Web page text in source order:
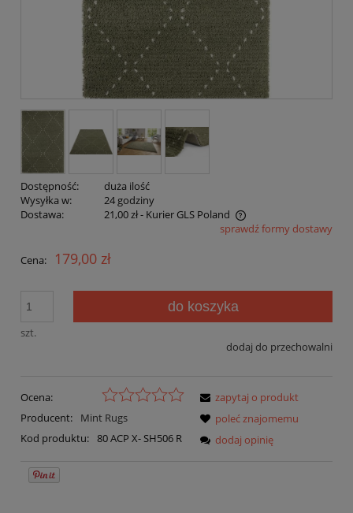
Dostępność:
duża ilość
Wysyłka w:
24 godziny
Dostawa:
21,00 zł- Kurier GLS Poland
Cena nie zawiera ewentualnych kosztów płatnościsprawdź formy dostawy
Cena: 179,00 zł
szt.
do koszyka
dodaj do przechowalni
Ocena:
Producent:
Mint Rugs
Kod produktu: 80 ACP X- SH506 R
zapytaj o produkt
poleć znajomemu
dodaj opinię